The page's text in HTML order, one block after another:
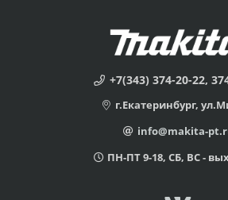
+7(343) 374-20-22,
г.Екатеринбург,
info@makita-
ПН-ПТ 9-18, СБ, ВС -